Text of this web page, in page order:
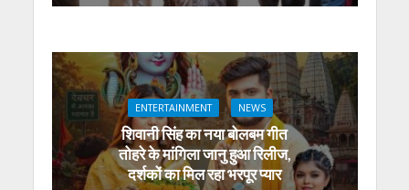
ENTERTAINMENT NEWS
शिवानी सिंह का नया बोलबम गीत
तोहरे के मांगिला जानु हुआ रिलीज,
दर्शकों का मिल रहा भरपूर प्यार